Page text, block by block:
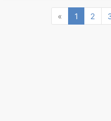
« Previous
1 2